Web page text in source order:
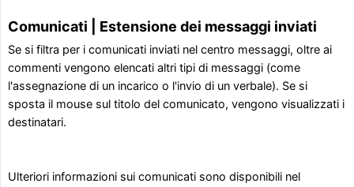
Comunicati | Estensione dei messaggi inviati
Se si filtra per i comunicati inviati nel centro messaggi, oltre ai
commenti vengono elencati altri tipi di messaggi (come
l'assegnazione di un incarico o l'invio di un verbale). Se si
sposta il mouse sul titolo del comunicato, vengono visualizzati i
destinatari.
Ulteriori informazioni sui comunicati sono disponibili nel